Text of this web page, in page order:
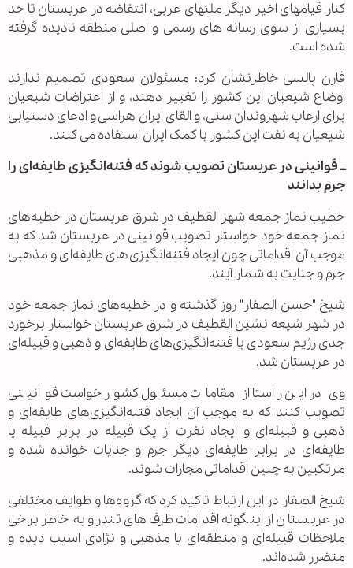
کنار قیامهای اخیر دیگر ملتهای عربی، انتفاضه در عربستان تا حد
بسیاری از سوی رسانه های رسمی و اصلی منطقه نادیده گرفته
شده است.
فارن پالسی خاطرنشان کرد: مسئولان سعودی تصمیم ندارند
اوضاع شیعیان این کشور را تغییر دهند، و از اعتراضات شیعیان
برای ارعاب شهروندان سنی، و القای ایران هراسی و ادعای دستیابی
شیعیان به نفت این کشور با کمک ایران استفاده می کنند.
ــ قوانینی در عربستان تصویب شوند که فتنه‌انگیزی طایفه‌ای را
جرم بدانند
خطیب نماز جمعه شهر القطیف در شرق عربستان در خطبه‌های
نماز جمعه خود خواستار تصویب قوانینی در عربستان شد که به
موجب آن اقداماتی چون ایجاد فتنه‌انگیزی‌های طایفه‌ای و مذهبی
جرم و جنایت به شمار آیند.
شیخ "حسن الصفار" روز گذشته و در خطبه‌های نماز جمعه خود
در شهر شیعه نشین القطیف در شرق عربستان خواستار برخورد
جدی رژیم سعودی با فتنه‌انگیزی‌های طایفه‌ای و ذهبی و قبیله‌ای
در عربستان شد.
وی در این راستا از مقامات مسئول کشور خواست قوانینی
تصویب کنند که به موجب آن ایجاد فتنه‌انگیزی‌های طایفه‌ای و
ذهبی و قبیله‌ای و ایجاد نفرت از یک قبیله در برابر قبیله یا
طایفه‌ای در برابر طایفه‌ای دیگر ‌جرم و جنایات خوانده شده و
مرتکبین به چنین اقداماتی مجازات شوند.
شیخ الصفار در این ارتباط تاکید کرد که گروه‌ها و طوایف مختلفی
در عربستان از اینگونه اقدامات طرف‌های تندرو به خاطر برخی
ملاحظات قبیله‌ای و منطقه‌ای یا مذهبی و نژادی اسیب دیده و
متضرر شده‌اند.